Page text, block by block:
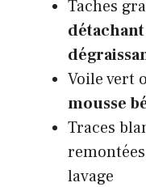
Taches
Voile vert
mousse
Traces
lavage